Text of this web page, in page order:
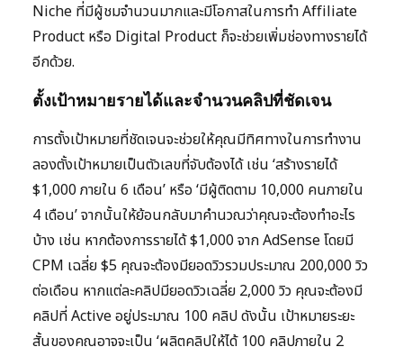
Niche ที่มีผู้ชมจำนวนมากและมีโอกาสในการทำ Affiliate
Product หรือ Digital Product ก็จะช่วยเพิ่มช่องทางรายได้
อีกด้วย.
ตั้งเป้าหมายรายได้และจำนวนคลิปที่ชัดเจน
การตั้งเป้าหมายที่ชัดเจนจะช่วยให้คุณมีทิศทางในการทำงาน
ลองตั้งเป้าหมายเป็นตัวเลขที่จับต้องได้ เช่น ‘สร้างรายได้
$1,000 ภายใน 6 เดือน’ หรือ ‘มีผู้ติดตาม 10,000 คนภายใน
4 เดือน’ จากนั้นให้ย้อนกลับมาคำนวณว่าคุณจะต้องทำอะไร
บ้าง เช่น หากต้องการรายได้ $1,000 จาก AdSense โดยมี
CPM เฉลี่ย $5 คุณจะต้องมียอดวิวรวมประมาณ 200,000 วิว
ต่อเดือน หากแต่ละคลิปมียอดวิวเฉลี่ย 2,000 วิว คุณจะต้องมี
คลิปที่ Active อยู่ประมาณ 100 คลิป ดังนั้น เป้าหมายระยะ
สั้นของคุณอาจจะเป็น ‘ผลิตคลิปให้ได้ 100 คลิปภายใน 2